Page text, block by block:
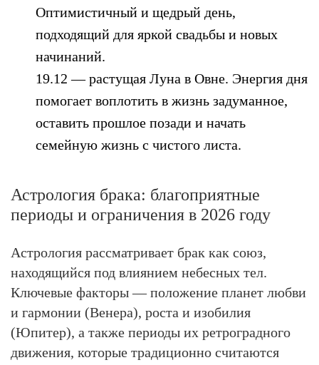
Оптимистичный и щедрый день,
подходящий для яркой свадьбы и новых
начинаний.
19.12 — растущая Луна в Овне. Энергия дня
помогает воплотить в жизнь задуманное,
оставить прошлое позади и начать
семейную жизнь с чистого листа.
Астрология брака: благоприятные
периоды и ограничения в 2026 году
Астрология рассматривает брак как союз,
находящийся под влиянием небесных тел.
Ключевые факторы — положение планет любви
и гармонии (Венера), роста и изобилия
(Юпитер), а также периоды их ретроградного
движения, которые традиционно считаются